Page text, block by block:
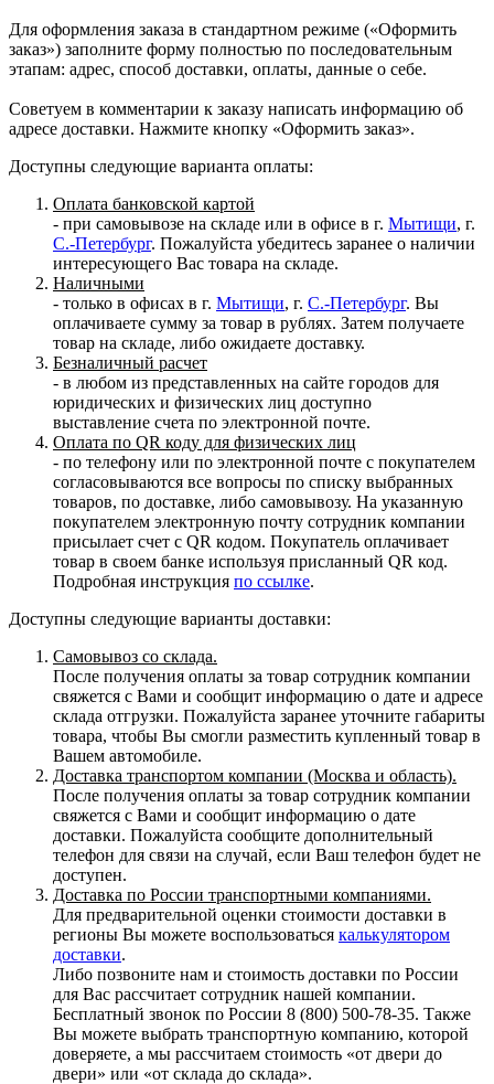
Для оформления заказа в стандартном режиме («Оформить
заказ») заполните форму полностью по последовательным
этапам: адрес, способ доставки, оплаты, данные о себе.
Советуем в комментарии к заказу написать информацию об
адресе доставки. Нажмите кнопку «Оформить заказ».
Доступны следующие варианта оплаты:
Оплата банковской картой
- при самовывозе на складе или в офисе в г. Мытищи, г.
С.-Петербург. Пожалуйста убедитесь заранее о наличии
интересующего Вас товара на складе.
Наличными
- только в офисах в г. Мытищи, г. С.-Петербург. Вы
оплачиваете сумму за товар в рублях. Затем получаете
товар на складе, либо ожидаете доставку.
Безналичный расчет
- в любом из представленных на сайте городов для
юридических и физических лиц доступно
выставление счета по электронной почте.
Оплата по QR коду для физических лиц
- по телефону или по электронной почте с покупателем
согласовываются все вопросы по списку выбранных
товаров, по доставке, либо самовывозу. На указанную
покупателем электронную почту сотрудник компании
присылает счет с QR кодом. Покупатель оплачивает
товар в своем банке используя присланный QR код.
Подробная инструкция по ссылке.
Доступны следующие варианты доставки:
Самовывоз со склада.
После получения оплаты за товар сотрудник компании
свяжется с Вами и сообщит информацию о дате и адресе
склада отгрузки. Пожалуйста заранее уточните габариты
товара, чтобы Вы смогли разместить купленный товар в
Вашем автомобиле.
Доставка транспортом компании (Москва и область).
После получения оплаты за товар сотрудник компании
свяжется с Вами и сообщит информацию о дате
доставки. Пожалуйста сообщите дополнительный
телефон для связи на случай, если Ваш телефон будет не
доступен.
Доставка по России транспортными компаниями.
Для предварительной оценки стоимости доставки в
регионы Вы можете воспользоваться калькулятором
доставки.
Либо позвоните нам и стоимость доставки по России
для Вас рассчитает сотрудник нашей компании.
Бесплатный звонок по России 8 (800) 500-78-35. Также
Вы можете выбрать транспортную компанию, которой
доверяете, а мы рассчитаем стоимость «от двери до
двери» или «от склада до склада».